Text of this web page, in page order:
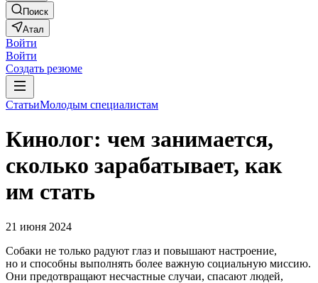
Поиск
Атал
Войти
Войти
Создать резюме
СтатьиМолодым специалистам
Кинолог: чем занимается,
сколько зарабатывает, как
им стать
21 июня 2024
Собаки не только радуют глаз и повышают настроение,
но и способны выполнять более важную социальную миссию.
Они предотвращают несчастные случаи, спасают людей,